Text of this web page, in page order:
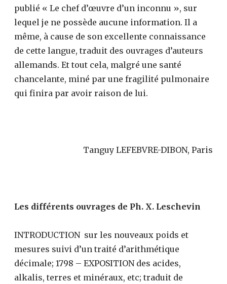
publié « Le chef d’œuvre d’un inconnu », sur
lequel je ne possède aucune information. Il a
même, à cause de son excellente connaissance
de cette langue, traduit des ouvrages d’auteurs
allemands. Et tout cela, malgré une santé
chancelante, miné par une fragilité pulmonaire
qui finira par avoir raison de lui.
Tanguy LEFEBVRE-DIBON, Paris
Les différents ouvrages de Ph. X. Leschevin
INTRODUCTION sur les nouveaux poids et
mesures suivi d’un traité d’arithmétique
décimale; 1798 – EXPOSITION des acides,
alkalis, terres et minéraux, etc; traduit de